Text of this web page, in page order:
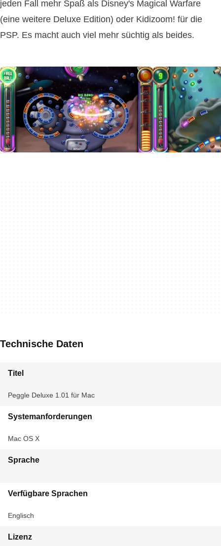
jeden Fall mehr Spaß als Disney's Magical Warfare
(eine weitere Deluxe Edition) oder Kidizoom! für die
PSP. Es macht auch viel mehr süchtig als beides.
Technische Daten
Titel
Peggle Deluxe 1.01 für Mac
Systemanforderungen
Mac OS X
Sprache
Verfügbare Sprachen
Englisch
Lizenz